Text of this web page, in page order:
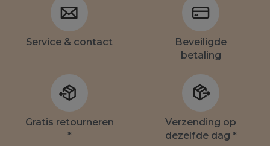
Service & contact
Beveiligde
betaling
Gratis retourneren
*
Verzending op
dezelfde dag *